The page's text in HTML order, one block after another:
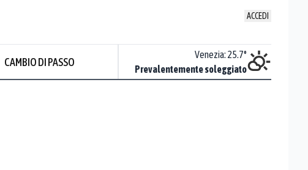
ACCEDI
CAMBIO DI PASSO
Piovoso
Venezia: 25.7°
Prevalentemente soleggiato